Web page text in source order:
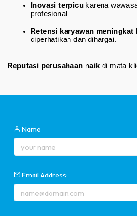
Inovasi terpicu karena
profesional.
Retensi karyawan meningkat
diperhatikan dan dihargai.
Reputasi perusahaan naik di mata
Name
Email Address: